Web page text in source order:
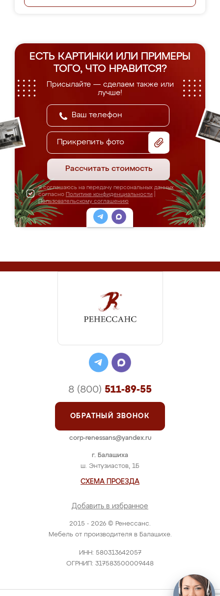
ЕСТЬ КАРТИНКИ ИЛИ ПРИМЕРЫ
ТОГО, ЧТО НРАВИТСЯ?
Присылайте — сделаем также или
лучше!
Прикрепить фото
Рассчитать стоимость
Я соглашаюсь на передачу персональных данных
согласно Политике конфиденциальности
Пользовательскому соглашению
2015 - 2026 © Ренессанс.
Мебель от производителя в Балашихе.
ИНН: 580313642057
ОГРНИП: 317583500009448
г. Балашиха
ш. Энтузиастов, 1Б
СХЕМА ПРОЕЗДА
Добавить в избранное
8 (800) 511-89-55
ОБРАТНЫЙ ЗВОНОК
corp-renessans@yandex.ru